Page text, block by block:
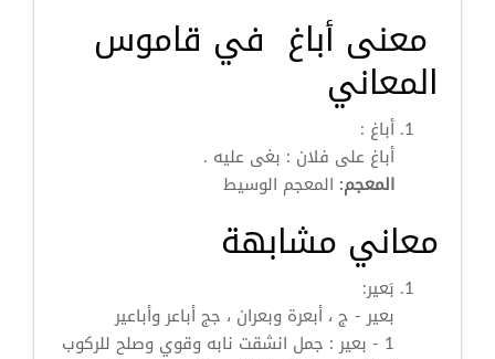
معنى أباغ في قاموس
المعاني
أباغ :
أباغ على فلان : بغى عليه .
المعجم: المعجم الوسيط
معاني مشابهة
بَعير:
بعير - ج ، أبعرة وبعران ، ججأباعر وأباعير
1 - بعير : جمل انشقت نابه وقوي وصلح للركوب